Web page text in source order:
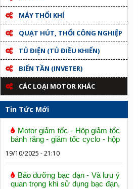
MÁY THỔI KHÍ
QUẠT HÚT, THỔI CÔNG NGHIỆP
TỦ ĐIỆN (TỦ ĐIỀU KHIỂN)
BIẾN TẦN (INVETER)
CÁC LOẠI MOTOR KHÁC
Tin Tức Mới
Motor giảm tốc - Hộp giảm tốc
bánh răng - giảm tốc cyclo - hộp
19/10/2025 - 21:10
Bảo dưỡng bạc đạn - Và lưu ý
quan trọng khi sử dụng bạc đạn,